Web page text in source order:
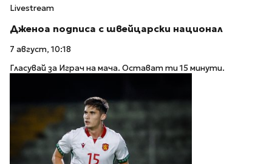
Livestream
Дженоа подписа с швейцарски национал
7 август, 10:18
Гласувай за Играч на мача. Остават ти 15 минути.